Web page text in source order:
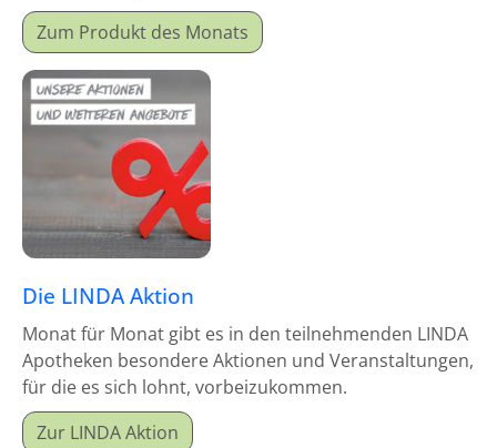
Monatsproduktes erhalten Sie einen Mitgabeartikel
gratis dazu.
Zum Produkt des Monats
Die LINDA Aktion
Monat für Monat gibt es in den teilnehmenden LINDA
Apotheken besondere Aktionen und Veranstaltungen,
für die es sich lohnt, vorbeizukommen.
Zur LINDA Aktion